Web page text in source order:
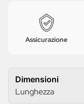
Assicurazione
Dimensioni
Lunghezza